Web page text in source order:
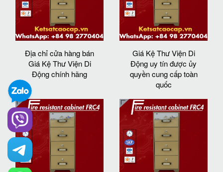
Địa chỉ cửa hàng bán
Giá Kệ Thư Viện Di
Động chính hãng
Giá Kệ Thư Viện Di
Động uy tín được ủy
quyền cung cấp toàn
quốc